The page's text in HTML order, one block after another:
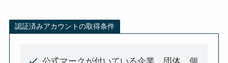
認証済みアカウントの取得条件